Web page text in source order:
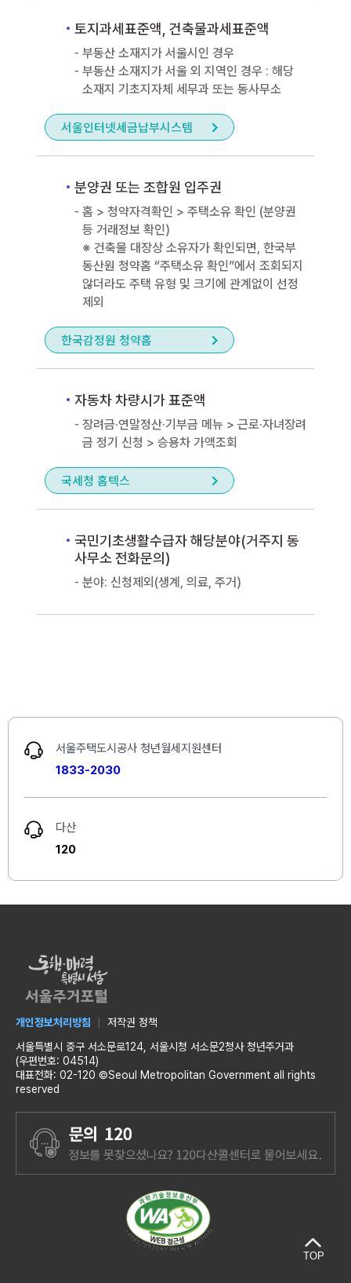
토지과세표준액, 건축물과세표준액
부동산 소재지가 서울시인 경우
부동산 소재지가 서울 외 지역인 경우 : 해당
소재지 기초지자체 세무과 또는 동사무소
서울인터넷세금납부시스템
분양권 또는 조합원 입주권
홈 > 청약자격확인 > 주택소유 확인 (분양권
등 거래정보 확인)
※ 건축물 대장상 소유자가 확인되면, 한국부
동산원 청약홈 “주택소유 확인”에서 조회되지
않더라도 주택 유형 및 크기에 관계없이 선정
제외
한국감정원 청약홈
자동차 차량시가 표준액
장려금·연말정산·기부금 메뉴 > 근로·자녀장려
금 정기 신청 > 승용차 가액조회
국세청 홈텍스
국민기초생활수급자 해당분야(거주지 동
사무소 전화문의)
분야: 신청제외(생계, 의료, 주거)
서울주택도시공사 청년월세지원센터
1833-2030
다산
120
개인정보처리방침
저작권 정책
서울특별시 중구 서소문로124, 서울시청 서소문2청사 청년주거과
(우편번호: 04514)
대표전화: 02-120 ©Seoul Metropolitan Government all rights
reserved
TOP